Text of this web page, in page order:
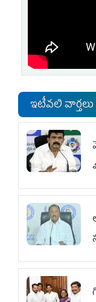
ఇటీవలి వార్తలు